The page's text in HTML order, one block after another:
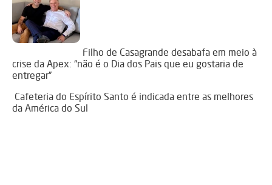
Filho de Casagrande desabafa em meio à
crise da Apex: “não é o Dia dos Pais que eu gostaria de
entregar”
Cafeteria do Espírito Santo é indicada entre as melhores
da América do Sul